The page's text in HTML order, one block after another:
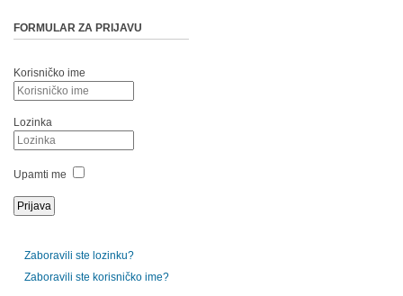
FORMULAR ZA PRIJAVU
Korisničko ime
Lozinka
Upamti me
Zaboravili ste lozinku?
Zaboravili ste korisničko ime?